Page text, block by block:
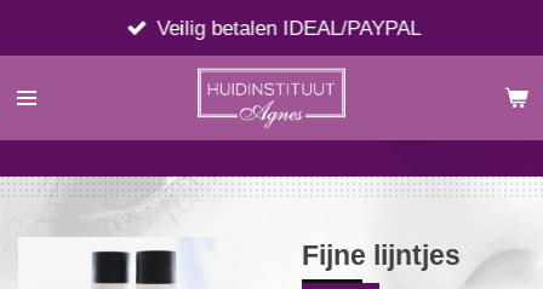
direct
naar
Veilig betalen IDEAL/PAYPAL
Fijne lijntjes